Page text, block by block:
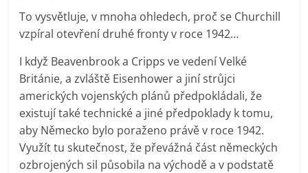
To vysvětluje, v mnoha ohledech, proč se Churchill
vzpíral otevření druhé fronty v roce 1942…
I když Beavenbrook a Cripps ve vedení Velké
Británie, a zvláště Eisenhower a jiní strůjci
amerických vojenských plánů předpokládali, že
existují také technické a jiné předpoklady k tomu,
aby Německo bylo poraženo právě v roce 1942.
Využít tu skutečnost, že převážná část německých
ozbrojených sil působila na východě a v podstatě